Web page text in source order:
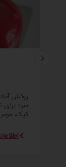
روکش
سرد برای
کیک،